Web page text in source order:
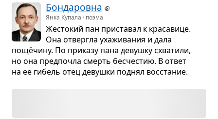
Бон­да­ровна ✊
Янка Купала · поэма
Жесто­кий пан при­ста­вал к кра­са­вице.
Она отвергла уха­жи­ва­ния и дала
пощёчину. По при­казу пана девушку схва­тили,
но она пред­по­чла смерть бес­че­стию. В ответ
на её гибель отец девушки под­нял вос­ста­ние.